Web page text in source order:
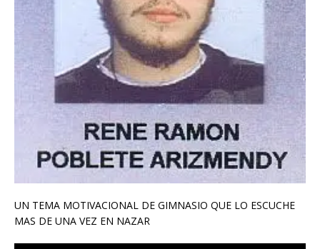
UN TEMA MOTIVACIONAL DE GIMNASIO QUE LO ESCUCHE
MAS DE UNA VEZ EN NAZAR